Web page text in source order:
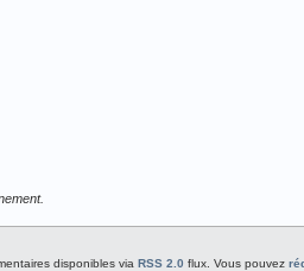
disponibles via RSS 2.0 flux. Vous pouvez